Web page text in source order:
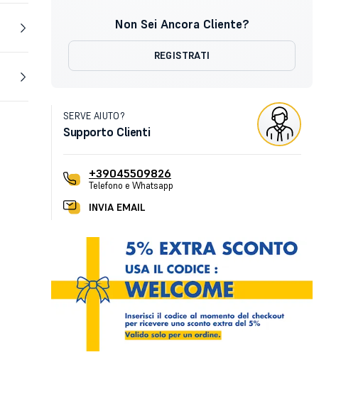
Non Sei Ancora Cliente?
REGISTRATI
SERVE AIUTO?
Supporto Clienti
+39045509826
Telefono e Whatsapp
INVIA EMAIL